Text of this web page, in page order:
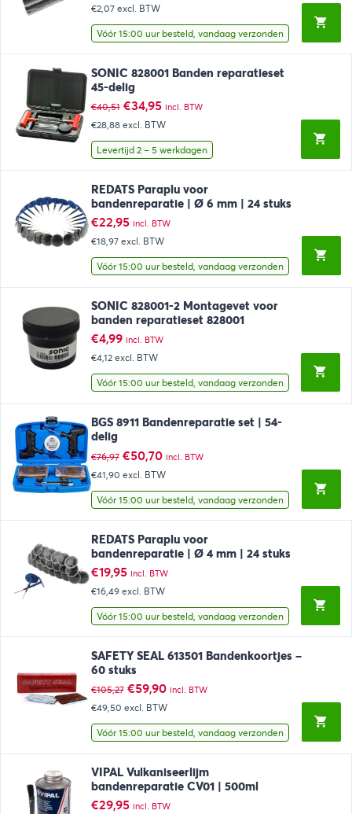
€2,07 excl. BTW
Vóór 15:00 uur besteld, vandaag verzonden
SONIC 828001 Banden reparatieset
45-delig
€40,51 Oorspronkelijke
prijs
was:
€40,51.
€34,95Huidige
prijs
is:
€34,95.
incl. BTW
€28,88 excl. BTW
Levertijd 2 – 5 werkdagen
REDATS Paraplu voor
bandenreparatie | Ø 6 mm | 24 stuks
€22,95 incl. BTW
€18,97 excl. BTW
Vóór 15:00 uur besteld, vandaag verzonden
SONIC 828001-2 Montagevet voor
banden reparatieset 828001
€4,99 incl. BTW
€4,12 excl. BTW
Vóór 15:00 uur besteld, vandaag verzonden
BGS 8911 Bandenreparatie set | 54-
delig
€76,97 Oorspronkelijke
prijs
was:
€76,97.
€50,70Huidige
prijs
is:
€50,70.
incl. BTW
€41,90 excl. BTW
Vóór 15:00 uur besteld, vandaag verzonden
REDATS Paraplu voor
bandenreparatie | Ø 4 mm | 24 stuks
€19,95 incl. BTW
€16,49 excl. BTW
Vóór 15:00 uur besteld, vandaag verzonden
SAFETY SEAL 613501 Bandenkoortjes –
60 stuks
€105,27 Oorspronkelijke
prijs
was:
€105,27.
€59,90Huidige
prijs
is:
€59,90.
incl. BTW
€49,50 excl. BTW
Vóór 15:00 uur besteld, vandaag verzonden
VIPAL Vulkaniseerlijm
bandenreparatie CV01 | 500ml
€29,95 incl. BTW